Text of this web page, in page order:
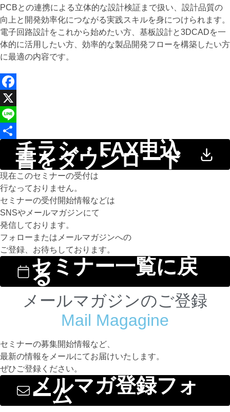
PCBとの連携による立体的な設計検証まで扱い、設計品質の
向上と開発効率化につながる実践スキルを身につけられます。
電子回路設計をこれから始めたい方、基板設計と3DCADを一
体的に活用したい方、効率的な製品開発フローを構築したい方
に最適の内容です。
Facebook
X
Line
チラシ・FAX申込
書をダウンロード
現在このセミナーの受付は
行なっておりません。
セミナーの受付開始情報などは
SNSやメールマガジンにて
発信しております。
フォローまたはメールマガジンへの
ご登録、お待ちしております。
セミナー一覧に戻
る
メールマガジンのご登録
Mail Magagine
セミナーの募集開始情報など、
最新の情報をメールにてお届けいたします。
ぜひご登録ください。
メルマガ登録フォ
ーム